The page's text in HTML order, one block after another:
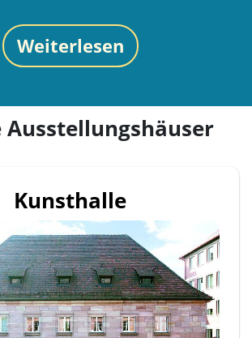
Weiterlesen
Ausstellungshäuser
Kunsthalle